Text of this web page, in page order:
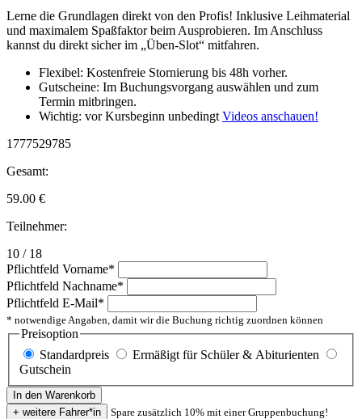
Lerne die Grundlagen direkt von den Profis! Inklusive Leihmaterial
und maximalem Spaßfaktor beim Ausprobieren. Im Anschluss
kannst du direkt sicher im „Üben-Slot“ mitfahren.
Flexibel: Kostenfreie Stornierung bis 48h vorher.
Gutscheine: Im Buchungsvorgang auswählen und zum
Termin mitbringen.
Wichtig: vor Kursbeginn unbedingt Videos anschauen!
1777529785
Gesamt:
59.00 €
Teilnehmer:
10 / 18
Pflichtfeld Vorname*
Pflichtfeld Nachname*
Pflichtfeld E-Mail*
* notwendige Angaben, damit wir die Buchung richtig zuordnen können
Preisoption
Standardpreis
Ermäßigt für Schüler & Abiturienten
Gutschein
Spare zusätzlich 10% mit einer Gruppenbuchung!